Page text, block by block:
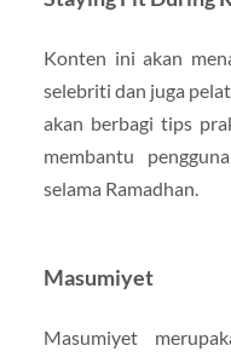
Konten ini akan
selebriti dan juga
akan berbagi tips
membantu
selama Ramadhan.
Masumiyet
Masumiyet